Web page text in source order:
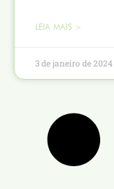
LEIA MAIS >
3 de janeiro de 2024